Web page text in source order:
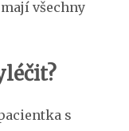
všechny
s